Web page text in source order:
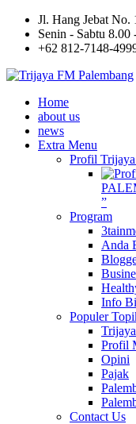
Jl. Hang Jebat No.
Senin - Sabtu
+62 812-7148-
Home
about us
news
Extra Menu
Profil
”
Program
Anda
Info
Populer
Profil
Opini
Pajak
Contact Us